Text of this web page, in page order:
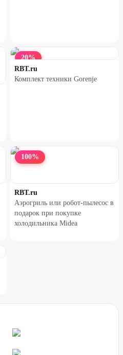
25%
20%
RBT.ru
Комплект техники Gorenje
100%
RBT.ru
Аэрогриль или робот-пылесос в
подарок при покупке
холодильника Midea